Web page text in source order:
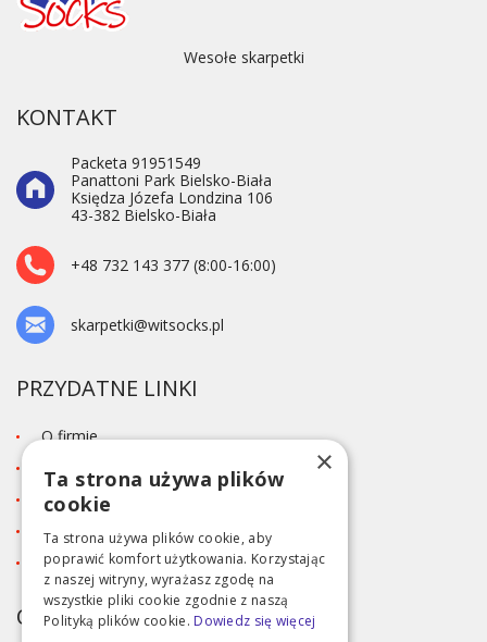
Wesołe skarpetki
KONTAKT
Packeta 91951549
Panattoni Park Bielsko-Biała
Księdza Józefa Londzina 106
43-382 Bielsko-Biała
+48 732 143 377 (8:00-16:00)
skarpetki@witsocks.pl
PRZYDATNE LINKI
O firmie
Blog
Kontakt
Tabela rozmiarów
Polityka prywatności RODO
OBSŁUGA KLIENTA
×
Ta strona używa plików
cookie
Ta strona używa plików cookie, aby
poprawić komfort użytkowania. Korzystając
z naszej witryny, wyrażasz zgodę na
wszystkie pliki cookie zgodnie z naszą
Polityką plików cookie. Dowiedz się więcej